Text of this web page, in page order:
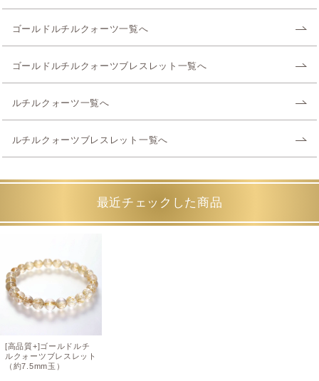
ゴールドルチルクォーツ一覧へ
ゴールドルチルクォーツブレスレット一覧へ
ルチルクォーツ一覧へ
ルチルクォーツブレスレット一覧へ
最近チェックした商品
[高品質+]ゴールドルチ
ルクォーツブレスレット
（約7.5mm玉）